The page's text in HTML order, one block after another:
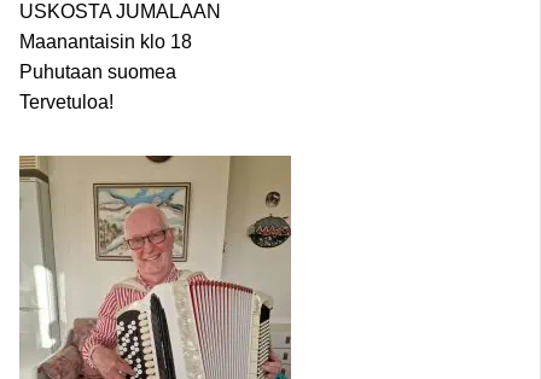
USKOSTA JUMALAAN
Maanantaisin klo 18
Puhutaan suomea
Tervetuloa!